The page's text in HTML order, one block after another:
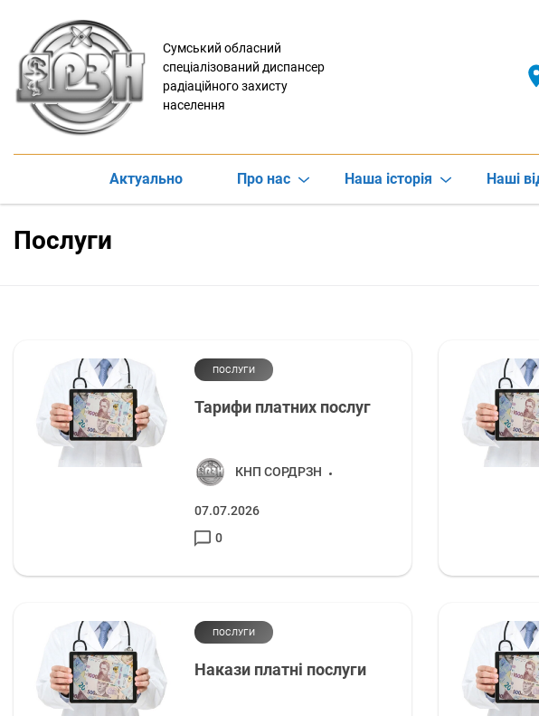
Сумський обласний
спеціалізований диспансер
радіаційного захисту
населення
Актуально Про нас Наша історія Наші
Послуги
ПОСЛУГИ
Тарифи платних послуг
КНП СОРДРЗН
07.07.2026
0
ПОСЛУГИ
Накази платні послуги